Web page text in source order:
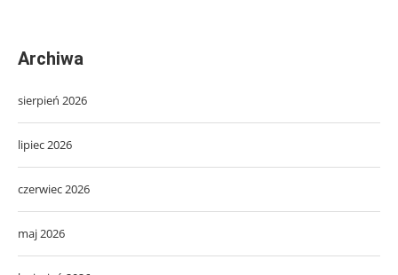
Archiwa
sierpień 2026
lipiec 2026
czerwiec 2026
maj 2026